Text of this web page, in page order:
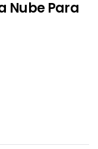
Nube Para